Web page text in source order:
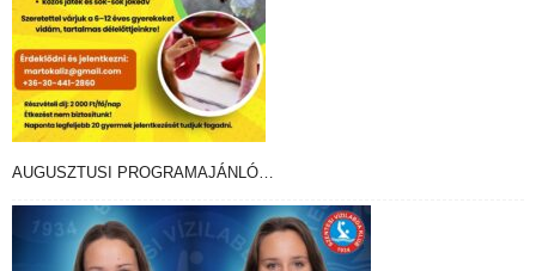
AUGUSZTUSI PROGRAMAJÁNLÓ…